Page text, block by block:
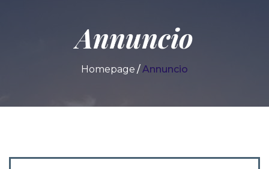
Annuncio
Homepage Annuncio